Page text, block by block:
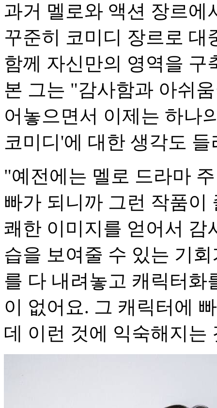
과거 멜로와 액션 장르에
꾸준히 코미디 장르로 대
함께 자신만의 영역을 구
본 그는 "감사함과 아쉬
어놓으면서 이제는 하나
코미디'에 대한 생각도 들
"예전에는 멜로 드라마
빠가 되니까 그런 작품이
쾌한 이미지를 얻어서 감
습을 보여줄 수 있는 기
를 다 내려놓고 캐릭터화
이 없어요. 그 캐릭터에
데 이런 것에 익숙해지는